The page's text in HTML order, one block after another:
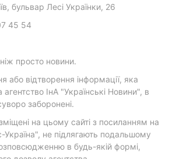
бульвар Лесі Українки, 26
45 54
просто новини.
або відтворення інформації, яка
ІнА "Українські Новини", в
заборонені.
на цьому сайті з посиланням на
Україна", не підлягають подальшому
в будь-якій формі,